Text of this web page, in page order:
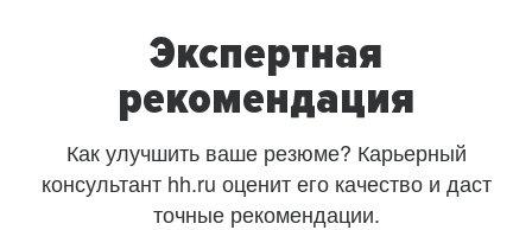
Экспертная
рекомендация
Как улучшить ваше резюме? Карьерный
консультант hh.ru оценит его качество и даст
точные рекомендации.